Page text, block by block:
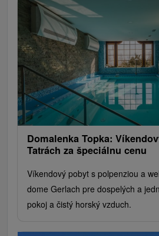
Domalenka Topka:
Tatrách za špeciálnu cenu
Víkendový pobyt s polpenziou a
dome Gerlach pre dospelých a
pokoj a čistý horský vzduch.